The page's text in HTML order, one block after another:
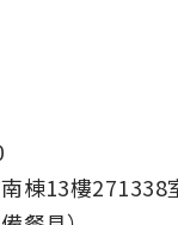
棟13樓271338